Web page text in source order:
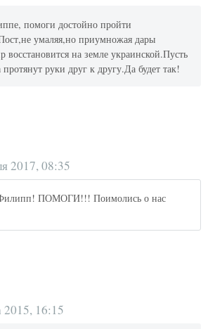
помоги достойно пройти
умаляя,но приумножая дары
восстановится на земле украинской.Пусть
руки друг к другу.Да будет так!
2017, 08:35
ПОМОГИ!!! Поимолись о нас
2015, 16:15